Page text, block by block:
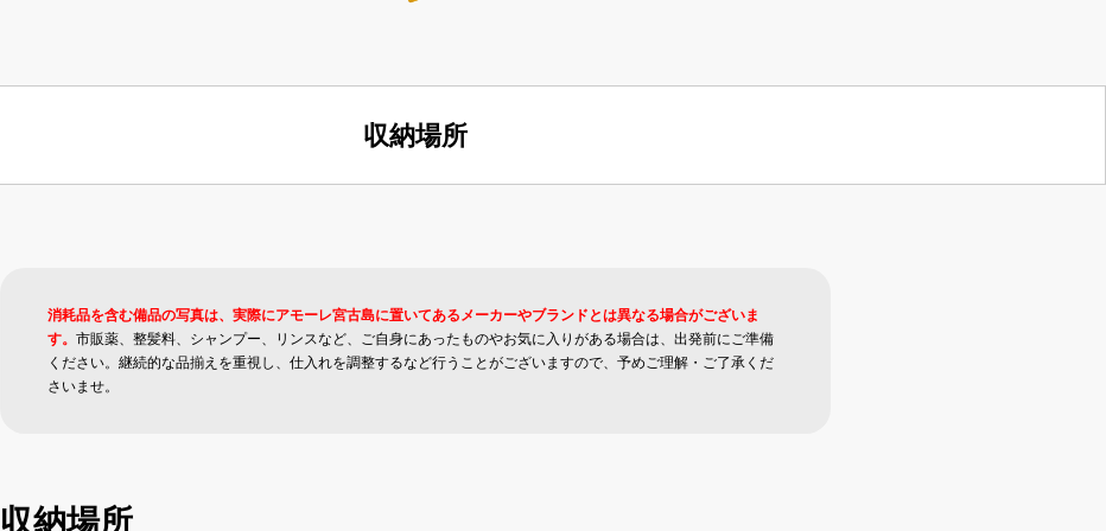
収納場所
消耗品を含む備品の写真は、実際にアモーレ宮古島に置いてあるメーカーやブランドとは異なる場合がございま
す。 市販薬、整髪料、シャンプー、リンスなど、ご自身にあったものやお気に入りがある場合は、出発前にご準備
ください。継続的な品揃えを重視し、仕入れを調整するなど行うことがございますので、予めご理解・ご了承くだ
さいませ。
収納場所